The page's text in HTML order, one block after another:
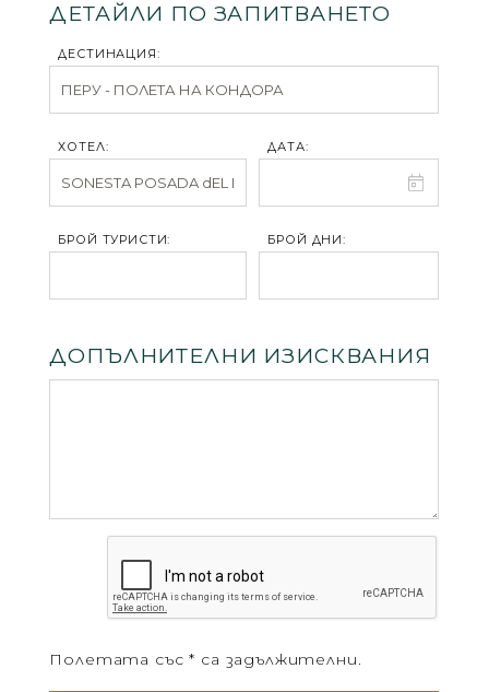
ДЕТАЙЛИ ПО ЗАПИТВАНЕТО
ДЕСТИНАЦИЯ:
ХОТЕЛ: ДАТА:
БРОЙ ТУРИСТИ: БРОЙ ДНИ:
ДОПЪЛНИТЕЛНИ ИЗИСКВАНИЯ
Полетата със * са задължителни.